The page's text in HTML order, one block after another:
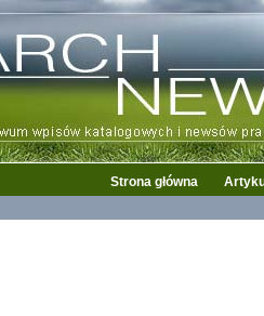
Strona główna